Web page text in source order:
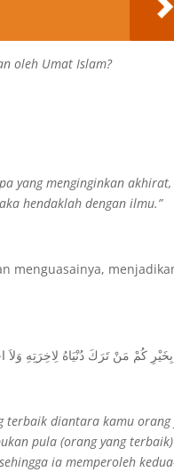
oleh Umat Islam?
yang menginginkan akhirat,
hendaklah dengan ilmu.”
menguasainya,
كُمْ مَنْ تَرَكَ دُنْيَاهُ لِاخِرَتِهِ وَلاَ
terbaik diantara kamu orang
pula (orang yang terbaik)
ia memperoleh